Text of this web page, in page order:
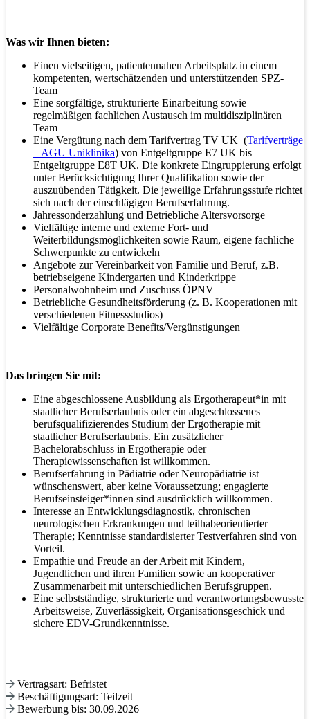
Was wir Ihnen bieten:
Einen vielseitigen, patientennahen Arbeitsplatz in einem
kompetenten, wertschätzenden und unterstützenden SPZ-
Team
Eine sorgfältige, strukturierte Einarbeitung sowie
regelmäßigen fachlichen Austausch im multidisziplinären
Team
Eine Vergütung nach dem Tarifvertrag TV UK (Tarifverträge
– AGU Uniklinika) von Entgeltgruppe E7 UK bis
Entgeltgruppe E8T UK. Die konkrete Eingruppierung erfolgt
unter Berücksichtigung Ihrer Qualifikation sowie der
auszuübenden Tätigkeit. Die jeweilige Erfahrungsstufe richtet
sich nach der einschlägigen Berufserfahrung.
Jahressonderzahlung und Betriebliche Altersvorsorge
Vielfältige interne und externe Fort- und
Weiterbildungsmöglichkeiten sowie Raum, eigene fachliche
Schwerpunkte zu entwickeln
Angebote zur Vereinbarkeit von Familie und Beruf, z.B.
betriebseigene Kindergarten und Kinderkrippe
Personalwohnheim und Zuschuss ÖPNV
Betriebliche Gesundheitsförderung (z. B. Kooperationen mit
verschiedenen Fitnessstudios)
Vielfältige Corporate Benefits/Vergünstigungen
Das bringen Sie mit:
Eine abgeschlossene Ausbildung als Ergotherapeut*in mit
staatlicher Berufserlaubnis oder ein abgeschlossenes
berufsqualifizierendes Studium der Ergotherapie mit
staatlicher Berufserlaubnis. Ein zusätzlicher
Bachelorabschluss in Ergotherapie oder
Therapiewissenschaften ist willkommen.
Berufserfahrung in Pädiatrie oder Neuropädiatrie ist
wünschenswert, aber keine Voraussetzung; engagierte
Berufseinsteiger*innen sind ausdrücklich willkommen.
Interesse an Entwicklungsdiagnostik, chronischen
neurologischen Erkrankungen und teilhabeorientierter
Therapie; Kenntnisse standardisierter Testverfahren sind von
Vorteil.
Empathie und Freude an der Arbeit mit Kindern,
Jugendlichen und ihren Familien sowie an kooperativer
Zusammenarbeit mit unterschiedlichen Berufsgruppen.
Eine selbstständige, strukturierte und verantwortungsbewusste
Arbeitsweise, Zuverlässigkeit, Organisationsgeschick und
sichere EDV-Grundkenntnisse.
Vertragsart: Befristet
Beschäftigungsart: Teilzeit
Bewerbung bis: 30.09.2026